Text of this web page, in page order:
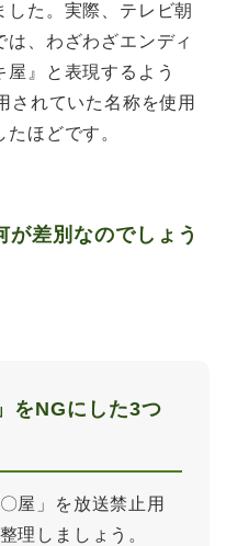
した。実際、テレビ朝
は、わざわざエンディ
屋』と表現するよう
されていた名称を使用
ほどです。
が差別なのでしょう
をNGにした3つ
屋」を放送禁止用
理しましょう。